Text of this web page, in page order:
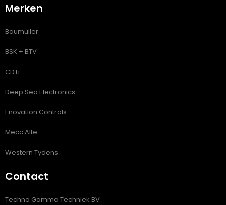
Merken
Baumuller
BSK + BTV
CDTi
Deep Sea Electronics
Enovation Controls
Mecc Alte
Western Tydens
Contact
Techno Gamma Techniek BV